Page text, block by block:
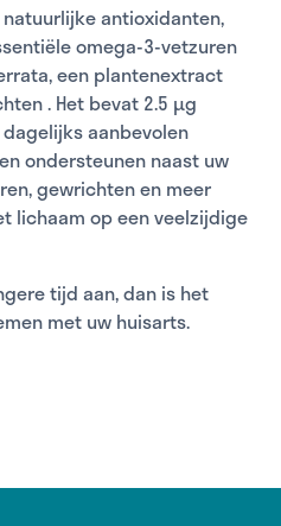
antioxidanten,
omega-3-vetzuren
een plantenextract
. Het bevat 2.5 µg
aanbevolen
ondersteunen naast uw
gewrichten en meer
lichaam op een veelzijdige
tijd aan, dan is het
met uw huisarts.